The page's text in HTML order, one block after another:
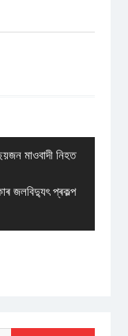
মাওবাদী নিহত
জলবিদ্যুৎ প্ৰকল্প